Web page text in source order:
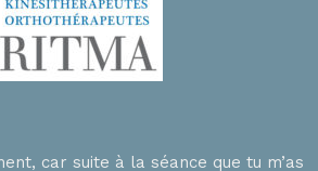
car suite à la séance que tu m’as